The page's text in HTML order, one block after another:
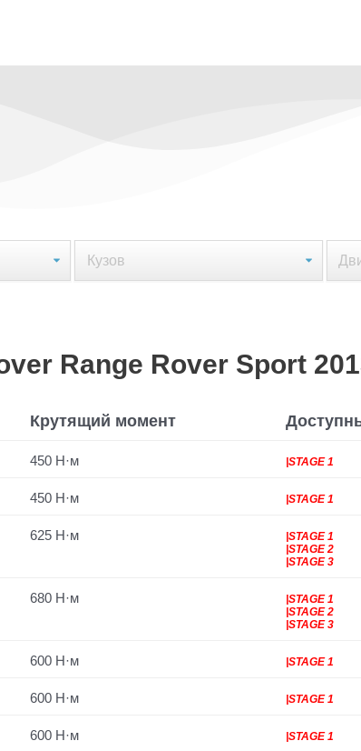
Range Rover Sport
Крутящий момент
450 Н·м |STAGE 1
450 Н·м |STAGE 1
625 Н·м
|STAGE 1
|STAGE 2
|STAGE 3
680 Н·м
|STAGE 1
|STAGE 2
|STAGE 3
600 Н·м |STAGE 1
600 Н·м |STAGE 1
600 Н·м |STAGE 1